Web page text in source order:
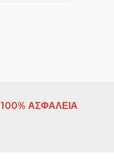
100% ΑΣΦΑΛΕΙΑ